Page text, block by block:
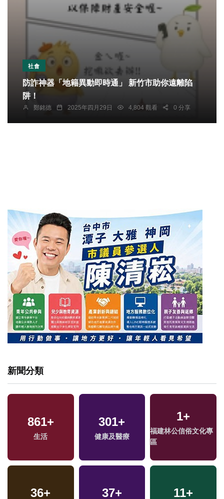
社會
防詐神器「地籍異動即時通」 新竹市助你遠離陷
阱！
鄭銘德 2025年四月29日 4,804 觀看 0 分享
新聞分類
861+
生活
301+
健康及醫療
1+
福建林公信俗文化專
區
36+ 37+ 11+